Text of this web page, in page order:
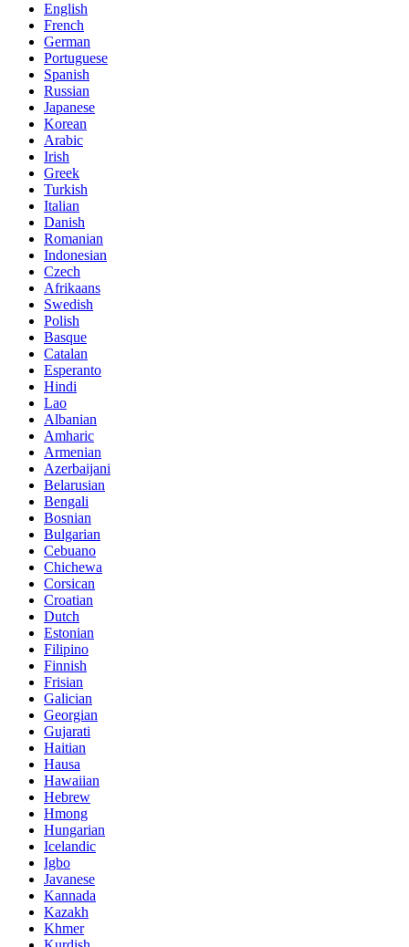
English
French
German
Portuguese
Spanish
Russian
Japanese
Korean
Arabic
Irish
Greek
Turkish
Italian
Danish
Romanian
Indonesian
Czech
Afrikaans
Swedish
Polish
Basque
Catalan
Esperanto
Hindi
Lao
Albanian
Amharic
Armenian
Azerbaijani
Belarusian
Bengali
Bosnian
Bulgarian
Cebuano
Chichewa
Corsican
Croatian
Dutch
Estonian
Filipino
Finnish
Frisian
Galician
Georgian
Gujarati
Haitian
Hausa
Hawaiian
Hebrew
Hmong
Hungarian
Icelandic
Igbo
Javanese
Kannada
Kazakh
Khmer